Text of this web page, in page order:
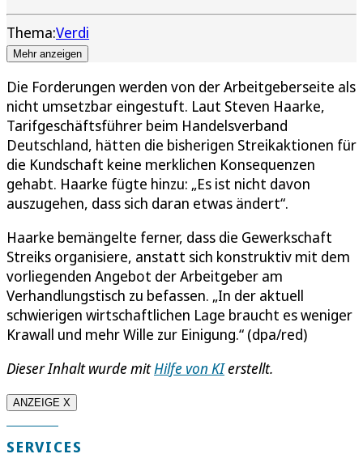
Thema:Verdi
Mehr anzeigen
Die Forderungen werden von der Arbeitgeberseite als
nicht umsetzbar eingestuft. Laut Steven Haarke,
Tarifgeschäftsführer beim Handelsverband
Deutschland, hätten die bisherigen Streikaktionen für
die Kundschaft keine merklichen Konsequenzen
gehabt. Haarke fügte hinzu: „Es ist nicht davon
auszugehen, dass sich daran etwas ändert“.
Haarke bemängelte ferner, dass die Gewerkschaft
Streiks organisiere, anstatt sich konstruktiv mit dem
vorliegenden Angebot der Arbeitgeber am
Verhandlungstisch zu befassen. „In der aktuell
schwierigen wirtschaftlichen Lage braucht es weniger
Krawall und mehr Wille zur Einigung.“ (dpa/red)
Dieser Inhalt wurde mitHilfe von KIerstellt.
ANZEIGE X
SERVICES